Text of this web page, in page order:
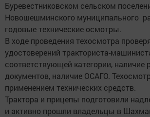
Буревестниковском сельском
Новошешминского муниципального
годовые технические осмотры.
В ходе проведения техосмотра
удостоверений тракториста-
соответствующей категории, наличие
документов, наличие ОСАГО.
применением технических средств.
Трактора и прицепы подготовили
и активно прошли владельцы в